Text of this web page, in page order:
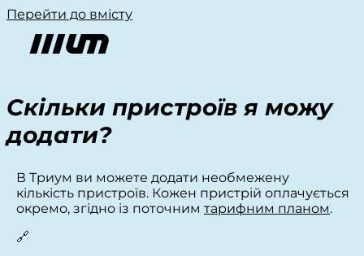
Перейти до вмісту
Скільки пристроїв я можу
додати?
В Триум ви можете додати необмежену
кількість пристроїв. Кожен пристрій оплачується
окремо, згідно із поточним тарифним планом.
🔗